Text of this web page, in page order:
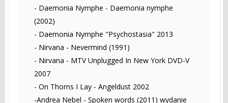
- Daemonia Nymphe - Daemonia nymphe
(2002)
- Daemonia Nymphe "Psychostasia" 2013
- Nirvana - Nevermind (1991)
- Nirvana - MTV Unplugged In New York DVD-V
2007
- On Thorns I Lay - Angeldust 2002
-Andrea Nebel - Spoken words (2011) wydanie